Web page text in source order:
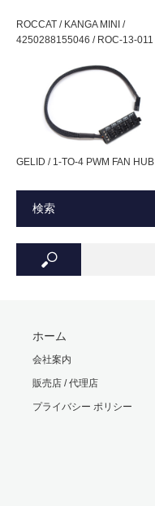
超静音仕様
事で静音性を確保。
うるさいチップセット
静音化が可能。
付属品：2ピン→3ピン
※本製品に取り付け用ネ
保証期間
1年間
RoHS対応の環境配慮
当製品で採用されてい
ベアリング
MTBF
ROCCAT / KANGA MINI /
4250288155046 / ROC-13-011
GELID / 1-TO-4 PWM FAN HUB
検索
ホーム
会社案内
販売店 / 代理店
プライバシー ポリシー